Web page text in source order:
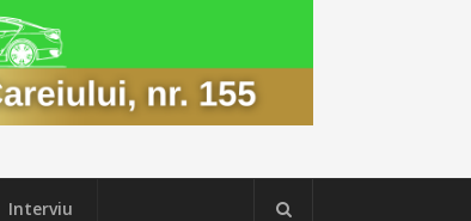
Interviu